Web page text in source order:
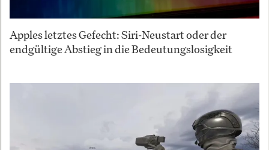
Apples letztes Gefecht: Siri-Neustart oder der
endgültige Abstieg in die Bedeutungslosigkeit